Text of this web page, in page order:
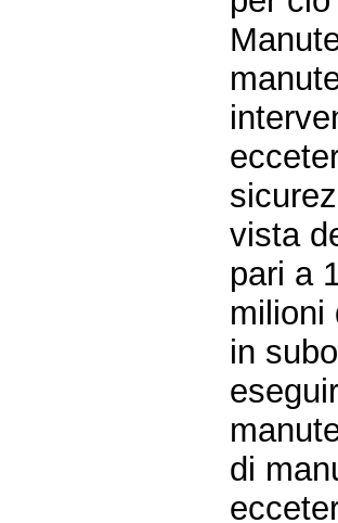
vista
pari a
milioni
in
di